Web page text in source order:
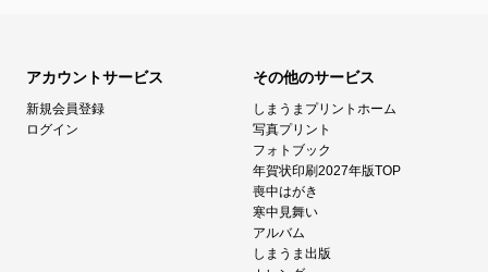
アカウントサービス
新規会員登録
ログイン
その他のサービス
しまうまプリントホーム
写真プリント
フォトブック
年賀状印刷2027年版TOP
喪中はがき
寒中見舞い
アルバム
しまうま出版